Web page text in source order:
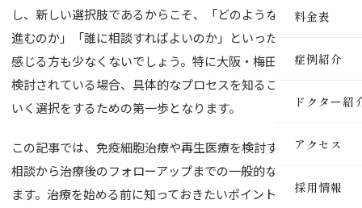
SKIN
レーザー
料金表
症例紹介
ドクター紹
アクセス
採用情報
し、新しい選択肢であるからこそ、「どのような流れで治療が
進むのか」「誰に相談すればよいのか」といった疑問や不安を
感じる方も少なくないでしょう。特に大阪・梅田周辺で治療を
検討されている場合、具体的なプロセスを知ることは、納得の
いく選択をするための第一歩となります。
この記事では、免疫細胞治療や再生医療を検討する際の、初診
相談から治療後のフォローアップまでの一般的な流れを解説し
ます。治療を始める前に知っておきたいポイントや、医師との